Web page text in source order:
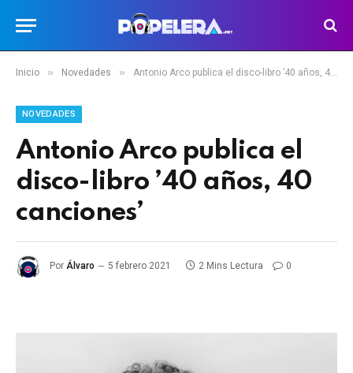
Inicio » Novedades » Antonio Arco publica el disco-libro ’40 años, 40 canciones’
NOVEDADES
Antonio Arco publica el
disco-libro ’40 años, 40
canciones’
Por Álvaro 5 febrero 2021 2 Mins Lectura 0